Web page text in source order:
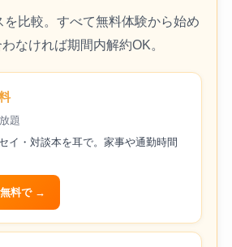
を比較。すべて無料体験から始め
なければ期間内解約OK。
題
イ・対談本を耳で。家事や通勤時間
料で →